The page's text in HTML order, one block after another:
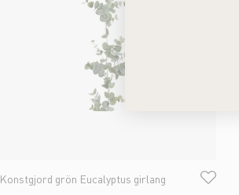
Konstgjord grön Eucalyptus girlang